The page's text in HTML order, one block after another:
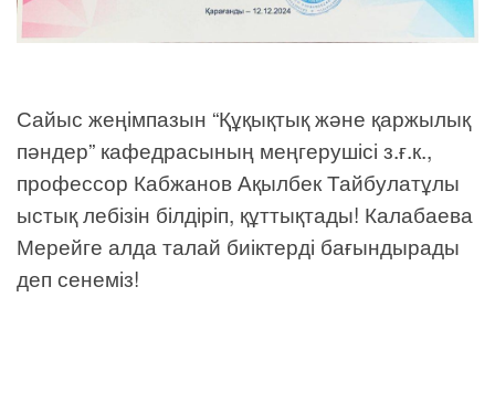
Сайыс жеңімпазын “Құқықтық және қаржылық
пәндер” кафедрасының меңгерушісі з.ғ.к.,
профессор Кабжанов Ақылбек Тайбулатұлы
ыстық лебізін білдіріп, құттықтады! Калабаева
Мерейге алда талай биіктерді бағындырады
деп сенеміз!